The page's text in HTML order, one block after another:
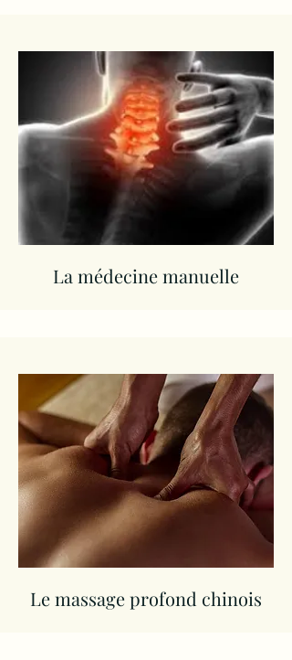
La médecine manuelle
Le massage profond chinois